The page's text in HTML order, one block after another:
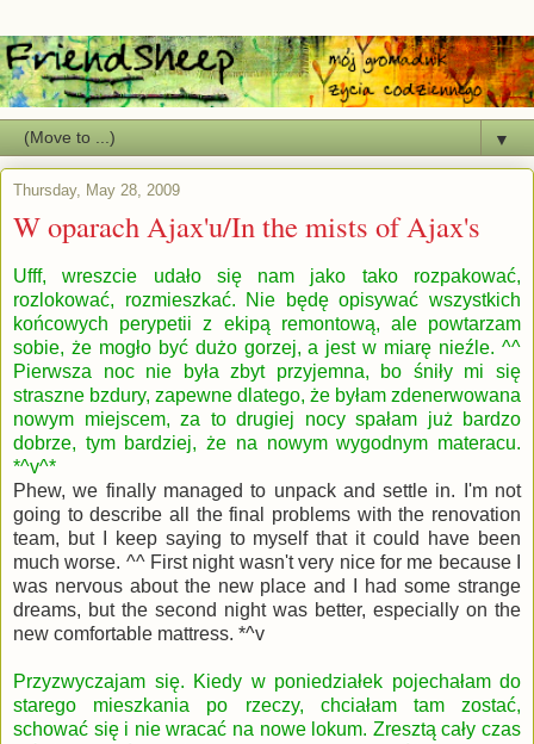
▼
Thursday, May 28, 2009
W oparach Ajax'u/In the mists of Ajax's
Ufff, wreszcie udało się nam jako tako rozpakować,
rozlokować, rozmieszkać. Nie będę opisywać wszystkich
końcowych perypetii z ekipą remontową, ale powtarzam
sobie, że mogło być dużo gorzej, a jest w miarę nieźle. ^^
Pierwsza noc nie była zbyt przyjemna, bo śniły mi się
straszne bzdury, zapewne dlatego, że byłam zdenerwowana
nowym miejscem, za to drugiej nocy spałam już bardzo
dobrze, tym bardziej, że na nowym wygodnym materacu.
*^v^*
Phew, we finally managed to unpack and settle in. I'm not
going to describe all the final problems with the renovation
team, but I keep saying to myself that it could have been
much worse. ^^ First night wasn't very nice for me because I
was nervous about the new place and I had some strange
dreams, but the second night was better, especially on the
new comfortable mattress. *^v
Przyzwyczajam się. Kiedy w poniedziałek pojechałam do
starego mieszkania po rzeczy, chciałam tam zostać,
schować się i nie wracać na nowe lokum. Zresztą cały czas